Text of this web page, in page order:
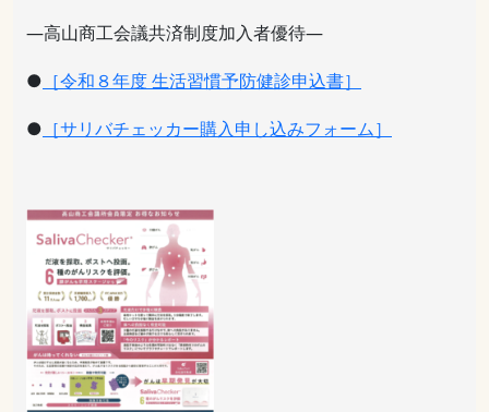
―高山商工会議共済制度加入者優待―
● ［令和８年度 生活習慣予防健診申込書］
● ［サリバチェッカー購入申し込みフォーム］